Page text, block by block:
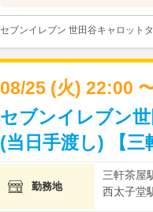
セブンイレブン 世田谷キャロット
08/25 (火) 22:00
セブンイレブン
(当日手渡し) 【三
勤務地
三軒茶屋
西太子堂